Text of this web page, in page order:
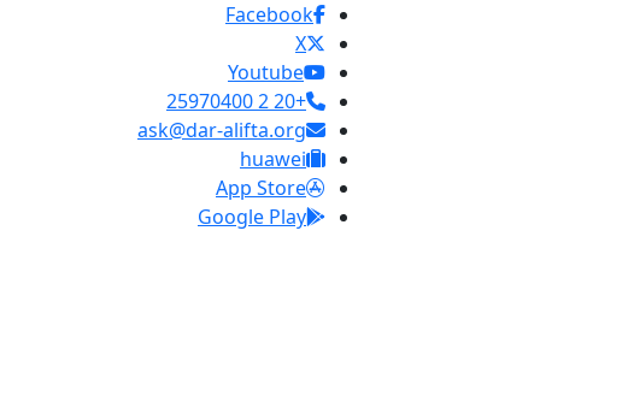
Facebook
X
Youtube
+20 2 25970400
ask@dar-alifta.org
huawei
App Store
Google Play